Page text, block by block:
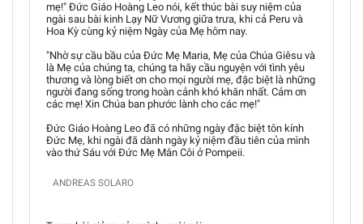
mẹ!" Đức Giáo Hoàng Leo nói, kết thúc bài suy niệm của
ngài sau bài kinh Lạy Nữ Vương giữa trưa, khi cả Peru và
Hoa Kỳ cùng kỷ niệm Ngày của Mẹ hôm nay.
"Nhờ sự cầu bầu của Đức Mẹ Maria, Mẹ của Chúa Giêsu và
là Mẹ của chúng ta, chúng ta hãy cầu nguyện với tình yêu
thương và lòng biết ơn cho mọi người mẹ, đặc biệt là những
người đang sống trong hoàn cảnh khó khăn nhất. Cảm ơn
các mẹ! Xin Chúa ban phước lành cho các mẹ!"
Đức Giáo Hoàng Leo đã có những ngày đặc biệt tôn kính
Đức Mẹ, khi ngài đã dành ngày kỷ niệm đầu tiên của mình
vào thứ Sáu với Đức Mẹ Mân Côi ở Pompeii.
ANDREAS SOLARO